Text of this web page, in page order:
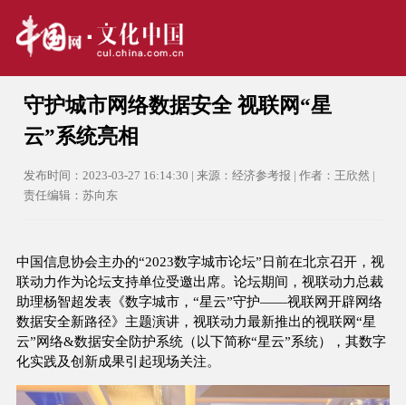
守护城市网络数据安全 视联网“星
云”系统亮相
发布时间：2023-03-27 16:14:30 | 来源：经济参考报 | 作者：王欣然 |
责任编辑：苏向东
中国信息协会主办的“2023数字城市论坛”日前在北京召开，视
联动力作为论坛支持单位受邀出席。论坛期间，视联动力总裁
助理杨智超发表《数字城市，“星云”守护——视联网开辟网络
数据安全新路径》主题演讲，视联动力最新推出的视联网“星
云”网络&数据安全防护系统（以下简称“星云”系统），其数字
化实践及创新成果引起现场关注。